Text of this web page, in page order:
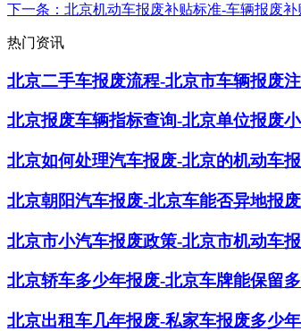
下一条 ：北京机动车报废补贴标准-车辆报废
热门资讯
北京二手车报废流程-北京市车辆报废
北京报废车辆指标查询-北京单位报废
北京如何处理汽车报废-北京的机动车
北京朝阳汽车报废-北京车能否异地报
北京市小汽车报废政策-北京市机动车
北京轿车多少年报废-北京车牌能保留
北京出租车几年报废-私家车报废多少